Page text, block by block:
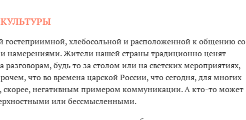
гостеприимной, хлебосольной и расположенной к общению со
намерениями. Жители нашей страны традиционно ценят
разговорам, будь то за столом или на светских мероприятиях,
что во времена царской России, что сегодня, для многих
скорее, негативным примером коммуникации. А кто-то может
или бессмысленными.